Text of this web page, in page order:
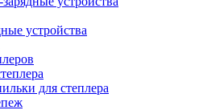
устройства
для степлера